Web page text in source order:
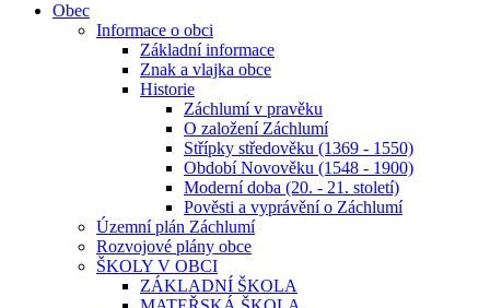
Obec
Informace o obci
Základní informace
Znak a vlajka obce
Historie
Záchlumí v pravěku
O založení Záchlumí
Střípky středověku (1369 - 1550)
Období Novověku (1548 - 1900)
Moderní doba (20. - 21. století)
Pověsti a vyprávění o Záchlumí
Územní plán Záchlumí
Rozvojové plány obce
ŠKOLY V OBCI
ZÁKLADNÍ ŠKOLA